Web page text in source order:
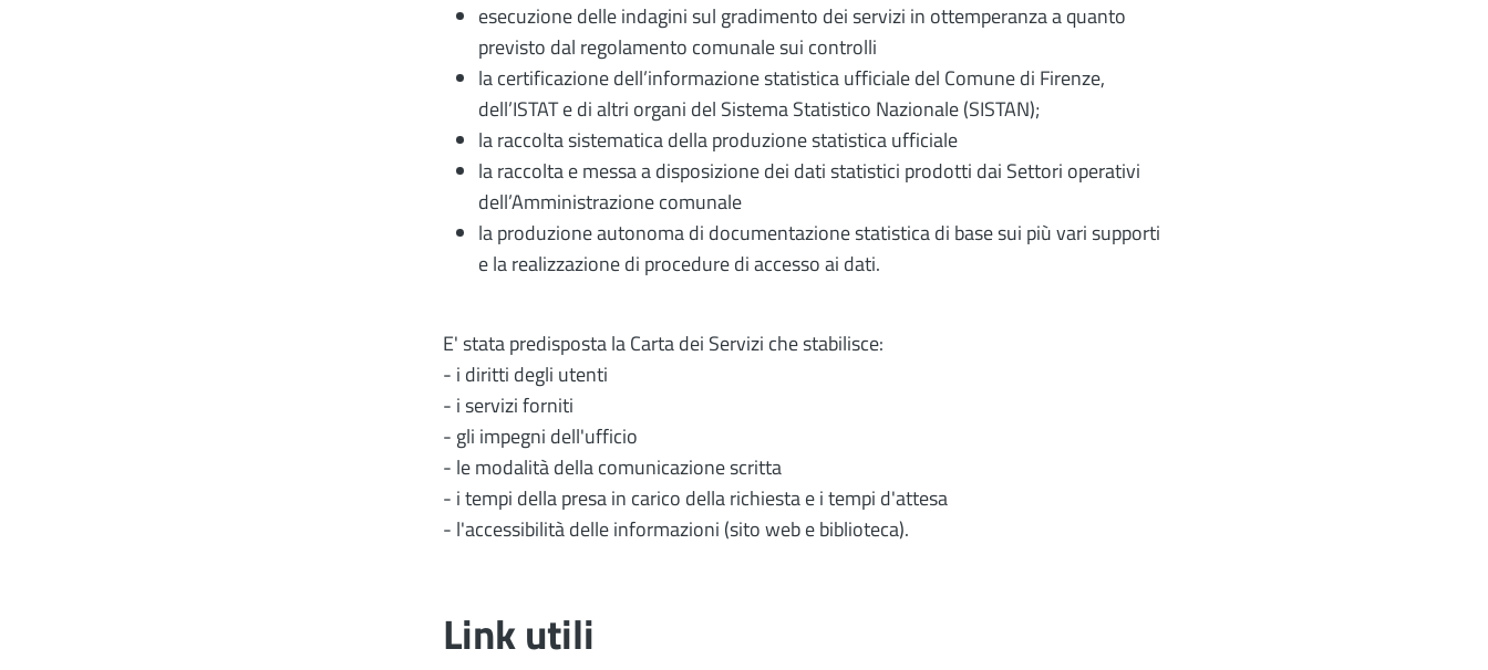
esecuzione delle indagini sul gradimento dei servizi in ottemperanza a quanto
previsto dal regolamento comunale sui controlli
la certificazione dell’informazione statistica ufficiale del Comune di Firenze,
dell’ISTAT e di altri organi del Sistema Statistico Nazionale (SISTAN);
la raccolta sistematica della produzione statistica ufficiale
la raccolta e messa a disposizione dei dati statistici prodotti dai Settori operativi
dell’Amministrazione comunale
la produzione autonoma di documentazione statistica di base sui più vari supporti
e la realizzazione di procedure di accesso ai dati.
E' stata predisposta la Carta dei Servizi che stabilisce:
- i diritti degli utenti
- i servizi forniti
- gli impegni dell'ufficio
- le modalità della comunicazione scritta
- i tempi della presa in carico della richiesta e i tempi d'attesa
- l'accessibilità delle informazioni (sito web e biblioteca).
Link utili